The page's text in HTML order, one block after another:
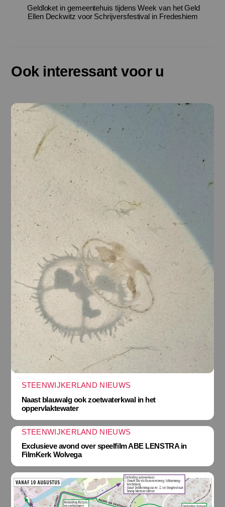
Geldloket in gemeentehuis tijdens Week van het Geld
Ellen Deckwitz voor Schrijversfestival in Fredeshiem
Ook interessant voor u
STEENWIJKERLAND NIEUWS
Naast blauwalg ook zoetwaterkwal in het
oppervlaktewater
STEENWIJKERLAND NIEUWS
Exclusieve avond over speelfilm ABE LENSTRA in
FilmKerk Wolvega